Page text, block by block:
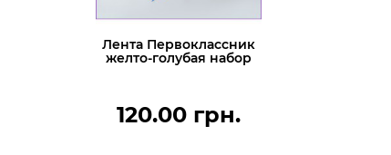
Лента Первоклассник
желто-голубая набор
120.00 грн.